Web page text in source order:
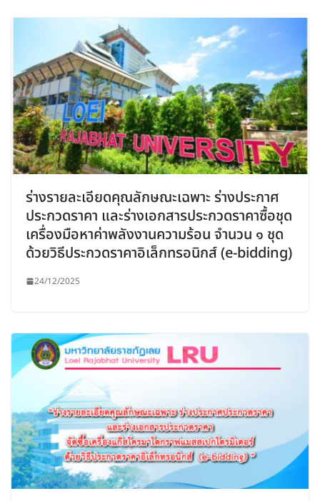
ร่างรายละเอียดคุณลักษณะเฉพาะ ร่างประกาศ
ประกวดราคา และร่างเอกสารประกวดราคาซื้อชุด
เครื่องมือหาค่าพลังงานความร้อน จำนวน ๑ ชุด
ด้วยวิธีประกวดราคาอิเล็กทรอนิกส์ (e-bidding)
24/12/2025